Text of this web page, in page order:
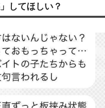
してほしい？